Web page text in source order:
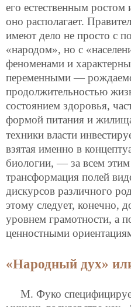
его естественным
оно располагает.
имеют дело не просто с
«народом», но с
феноменами и
переменными —
продолжительностью
состоянием здоровья,
формой питания и
техники власти
взятая именно в
биологии, — за всем этим
трансформация полей
дискурсов различного
этому следует, конечно,
уровнем грамотности, а
ценностными
«Народный дух»
М. Фуко